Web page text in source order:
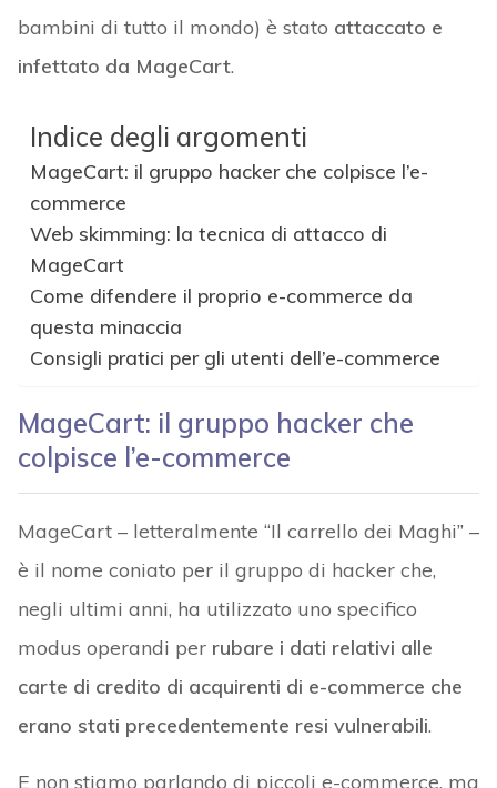
bambini di tutto il mondo) è stato attaccato e
infettato da MageCart.
Indice degli argomenti
MageCart: il gruppo hacker che colpisce l’e-
commerce
Web skimming: la tecnica di attacco di
MageCart
Come difendere il proprio e-commerce da
questa minaccia
Consigli pratici per gli utenti dell’e-commerce
MageCart: il gruppo hacker che
colpisce l’e-commerce
MageCart – letteralmente “Il carrello dei Maghi” –
è il nome coniato per il gruppo di hacker che,
negli ultimi anni, ha utilizzato uno specifico
modus operandi per rubare i dati relativi alle
carte di credito di acquirenti di e-commerce che
erano stati precedentemente resi vulnerabili.
E non stiamo parlando di piccoli e-commerce, ma